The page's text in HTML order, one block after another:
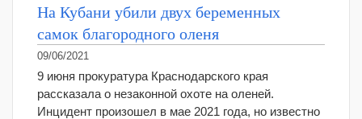
На Кубани убили двух беременных
самок благородного оленя
09/06/2021
9 июня прокуратура Краснодарского края
рассказала о незаконной охоте на оленей.
Инцидент произошел в мае 2021 года, но известно